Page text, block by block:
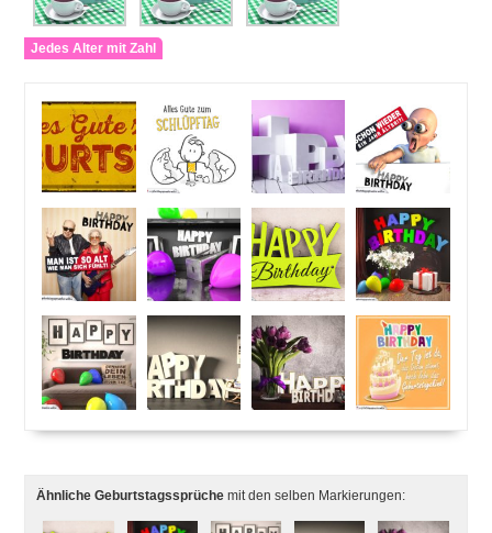
Jedes Alter mit Zahl
Ähnliche Geburtstagssprüche mit den selben Markierungen: